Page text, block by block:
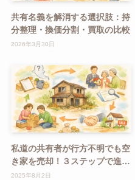
共有名義を解消する選択肢：持
分整理・換価分割・買取の比較
2026年3月30日
私道の共有者が行方不明でも空
き家を売却！３ステップで進め
る具体策
2025年8月2日